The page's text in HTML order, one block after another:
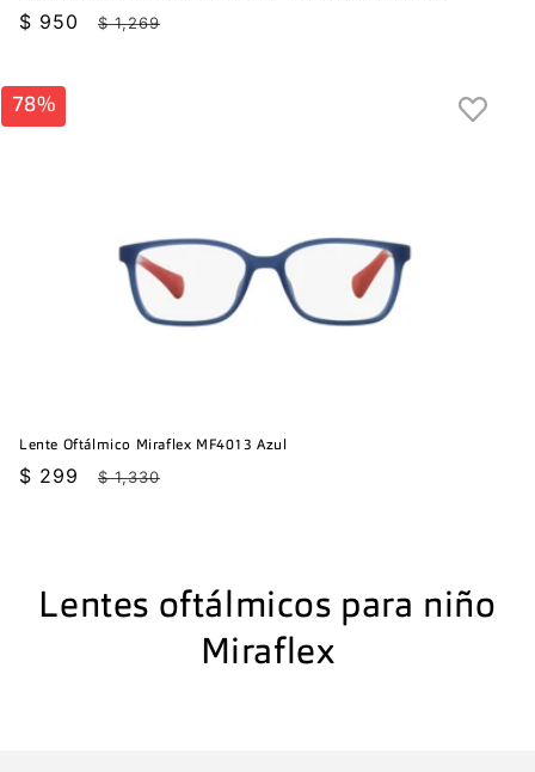
Precio
$ 950
Precio
$ 1,269
78%
Lente Oftálmico Miraflex MF4013 Azul
Precio
$ 299
Precio
$ 1,330
C
Lentes oftálmicos para niño
Miraflex